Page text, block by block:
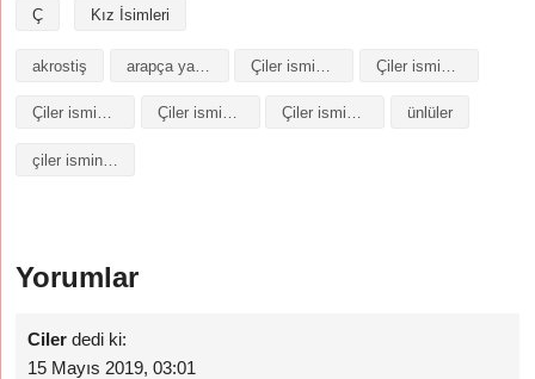
Ç Kız İsimleri
akrostiş arapça yazılışı
Çiler isminin baş harfleriyle şiir Çiler isminin kökeni Çiler isminin numerolojisi ünlüler
Yorumlar
Ciler dedi ki:
15 Mayıs 2019, 03:01